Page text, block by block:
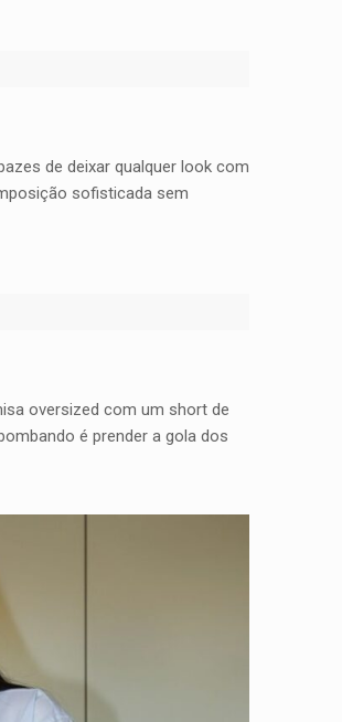
de deixar qualquer look com
sofisticada sem
oversized com um short de
é prender a gola dos